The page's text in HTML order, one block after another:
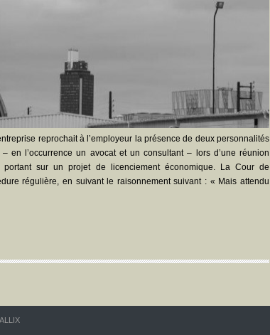
reprochait à l’employeur la présence de deux personnalités
– en l’occurrence un avocat et un consultant – lors d’une réunion
portant sur un projet de licenciement économique. La Cour de
régulière, en suivant le raisonnement suivant : « Mais attendu